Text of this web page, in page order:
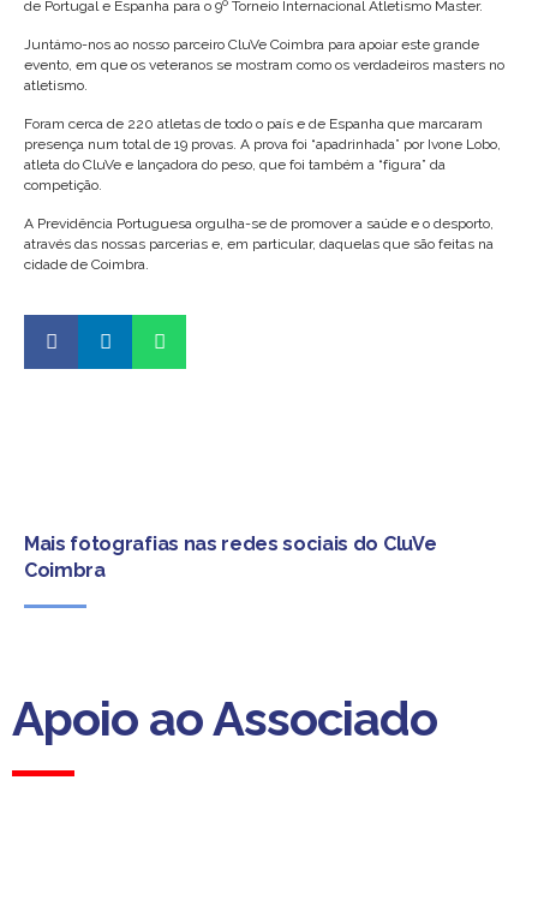
de Portugal e Espanha para o 9º Torneio Internacional Atletismo Master.
Juntámo-nos ao nosso parceiro CluVe Coimbra para apoiar este grande
evento, em que os veteranos se mostram como os verdadeiros masters no
atletismo.
Foram cerca de 220 atletas de todo o país e de Espanha que marcaram
presença num total de 19 provas. A prova foi “apadrinhada” por Ivone Lobo,
atleta do CluVe e lançadora do peso, que foi também a “figura” da
competição.
A Previdência Portuguesa orgulha-se de promover a saúde e o desporto,
através das nossas parcerias e, em particular, daquelas que são feitas na
cidade de Coimbra.
Mais fotografias nas redes sociais do CluVe
Coimbra
Apoio ao Associado
Apoio ao Associado